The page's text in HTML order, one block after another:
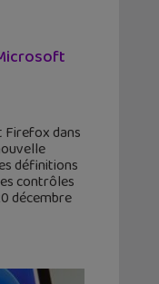
Firefox dans
définitions
contrôles
décembre